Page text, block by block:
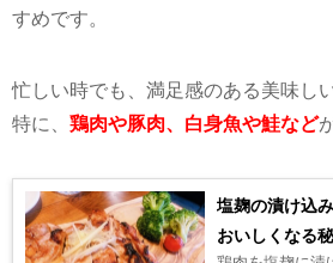
すめです。
忙しい時でも、満足感のある美味し
特に、 鶏肉や豚肉、白身魚や鮭など
塩麹の漬け込
おいしくなる